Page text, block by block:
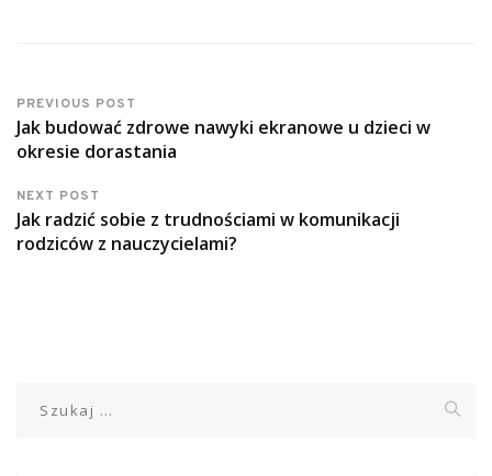
PREVIOUS POST
Jak budować zdrowe nawyki ekranowe u dzieci w
okresie dorastania
NEXT POST
Jak radzić sobie z trudnościami w komunikacji
rodziców z nauczycielami?